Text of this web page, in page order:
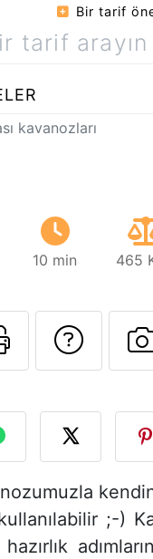
Bir tarif
kavanozları
10 min 465
Bu
;-)